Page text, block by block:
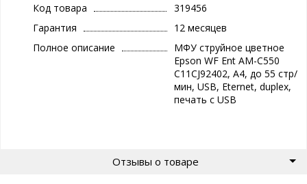
Код товара
319456
Гарантия
12 месяцев
Полное описание
МФУ струйное цветное
Epson WF Ent AM-C550
C11CJ92402, А4, до 55 стр/
мин, USB, Eternet, duplex,
печать с USB
Отзывы о товаре